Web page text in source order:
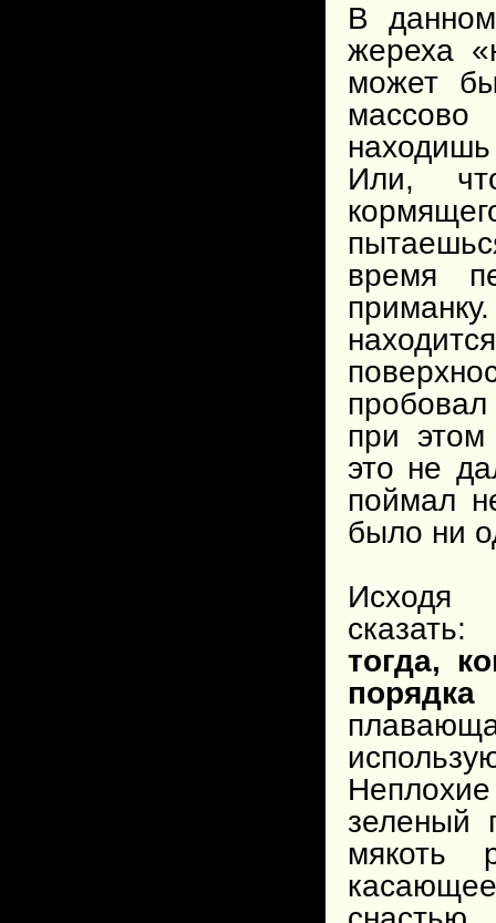
В
жереха
может
массово
Или,
время
при этом
это не
поймал
было ни
сказать:
тогда,
зеленый
мякоть